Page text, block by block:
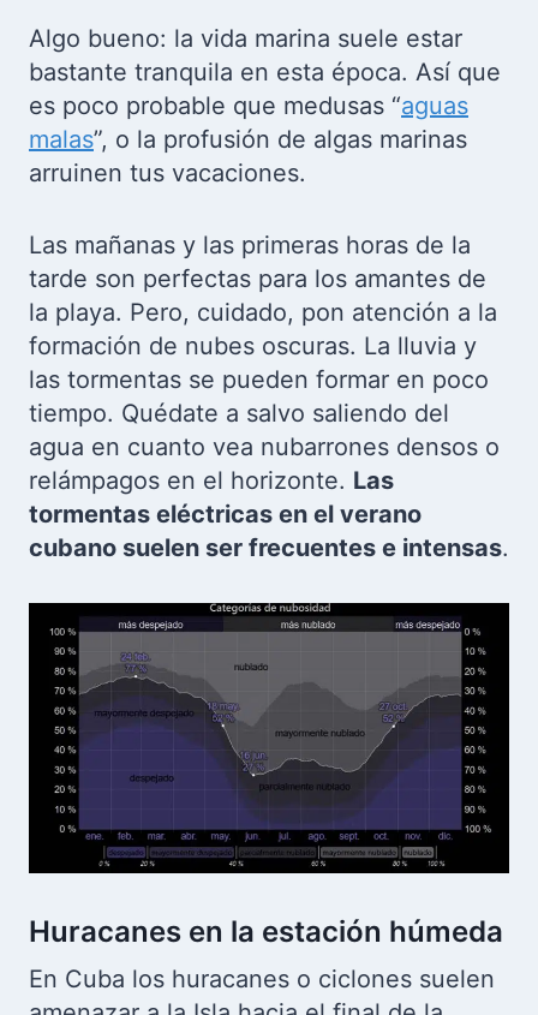
Algo bueno: la vida marina suele estar
bastante tranquila en esta época. Así que
es poco probable que medusas “aguas
malas”, o la profusión de algas marinas
arruinen tus vacaciones.
Las mañanas y las primeras horas de la
tarde son perfectas para los amantes de
la playa. Pero, cuidado, pon atención a la
formación de nubes oscuras. La lluvia y
las tormentas se pueden formar en poco
tiempo. Quédate a salvo saliendo del
agua en cuanto vea nubarrones densos o
relámpagos en el horizonte. Las
tormentas eléctricas en el verano
cubano suelen ser frecuentes e intensas.
Huracanes en la estación húmeda
En Cuba los huracanes o ciclones suelen